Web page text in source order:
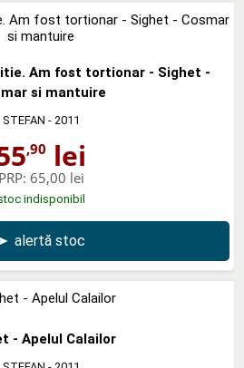
Am fost tortionar - Sighet -
si mantuire
STEFAN - 2011
,90 lei
PRP: 65,00 lei
indisponibil
alertă stoc
- Apelul Calailor